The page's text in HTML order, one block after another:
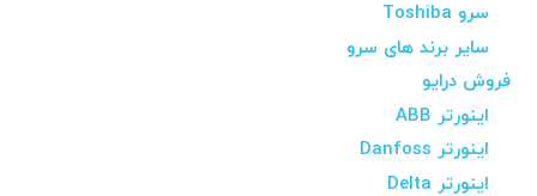
سرو Toshiba
سایر برند های سرو
فروش درایو
اینورتر ABB
اینورتر Danfoss
اینورتر Delta